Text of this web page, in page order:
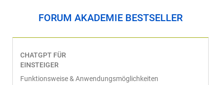
FORUM AKADEMIE BESTSELLER
CHATGPT FÜR
EINSTEIGER
Funktionsweise & Anwendungsmöglichkeiten